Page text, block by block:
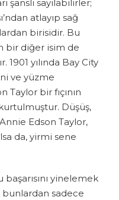
şanslı sayılabilirler;
atlayıp sağ
birisidir. Bu
bir diğer isim de
1901 yılında Bay City
ve yüzme
bir fıçının
Düşüş,
Edson Taylor,
da, yirmi sene
yinelemek
bunlardan sadece